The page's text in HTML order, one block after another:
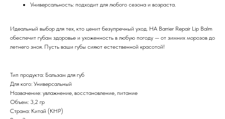
Универсальность: подходит для любого сезона и возраста.
Идеальный выбор для тех, кто ценит безупречный уход. HA Barrier Repair Lip Balm
обеспечит губам здоровье и ухоженность в любую погоду — от зимних морозов до
летнего зноя. Пусть ваши губы сияют естественной красотой!
Тип продукта: Бальзам для губ
Для кого: Универсальный
Назвачение: увлажнение, восстановление, питание
Объем: 3,2 гр
Страна: Китай (КНР)